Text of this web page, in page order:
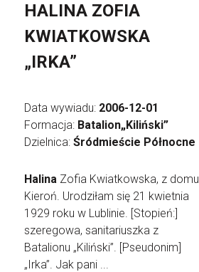
HALINA ZOFIA
KWIATKOWSKA
„IRKA”
Data wywiadu: 2006-12-01
Formacja: Batalion„Kiliński”
Dzielnica: Śródmieście Północne
Halina Zofia Kwiatkowska, z domu
Kieroń. Urodziłam się 21 kwietnia
1929 roku w Lublinie. [Stopień:]
szeregowa, sanitariuszka z
Batalionu „Kiliński”. [Pseudonim]
„Irka”. Jak pani ...